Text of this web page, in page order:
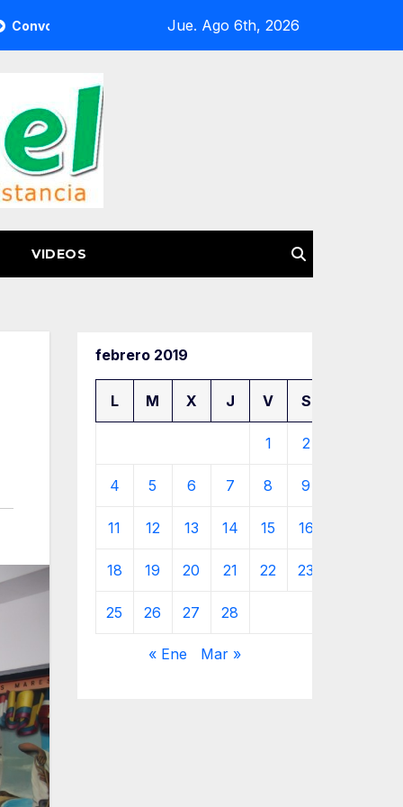
a la Feria del Pasaporte Estadounidense 2026
Jue. Ago 6th, 2026
VIDEOS
febrero 2019
L M X J V S
1 2
4 5 6 7 8 9
11 12 13 14 15 16
18 19 20 21 22 23
25 26 27 28
« Ene Mar »